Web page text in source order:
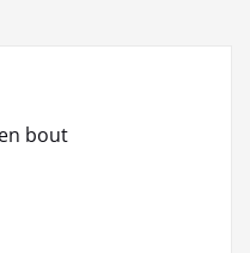
bout